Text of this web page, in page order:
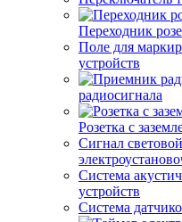
Переходник
Поле для
устройств
радиосигнала
Розетка с
Сигнал
Система
устройств
Система